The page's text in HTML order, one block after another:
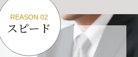
挨拶】
REASON 02
スピード